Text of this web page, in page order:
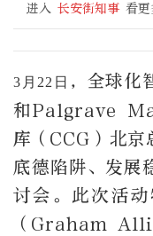
进入 长安街知事 看更
3月22日 ，全球化
和Palgrave
库（CCG）北
底德陷阱、发展
讨会。此次活
（Graham